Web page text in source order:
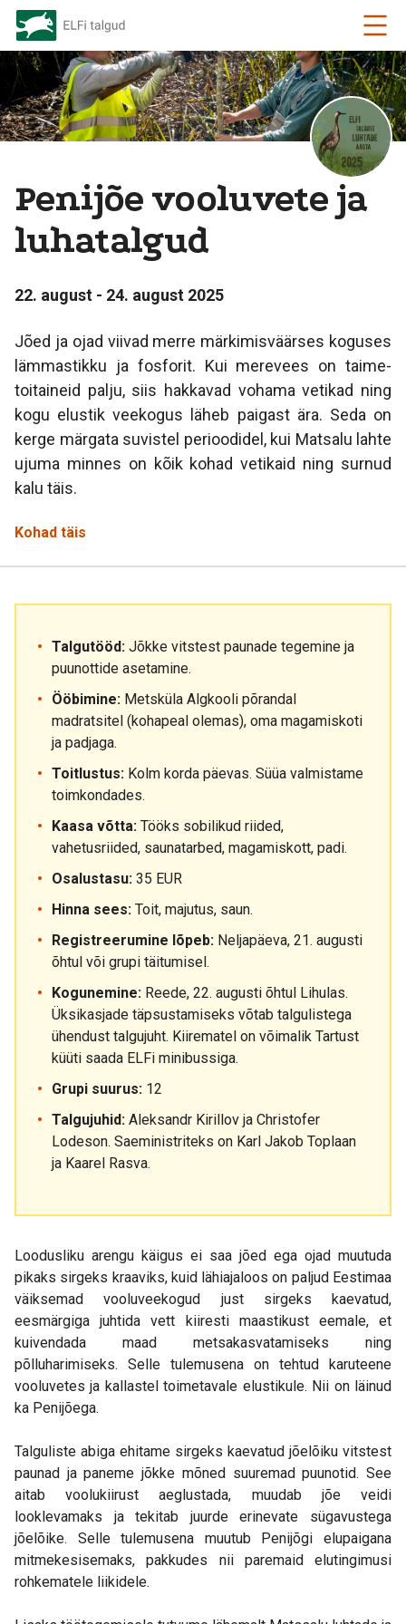
Penijõe vooluvete ja
luhatalgud
22. august - 24. august 2025
Jõed ja ojad viivad merre märkimisväärses koguses
lämmastikku ja fosforit. Kui merevees on taime-
toitaineid palju, siis hakkavad vohama vetikad ning
kogu elustik veekogus läheb paigast ära. Seda on
kerge märgata suvistel perioodidel, kui Matsalu lahte
ujuma minnes on kõik kohad vetikaid ning surnud
kalu täis.
Kohad täis
Talgutööd: Jõkke vitstest paunade tegemine ja
puunottide asetamine.
Ööbimine: Metsküla Algkooli põrandal
madratsitel (kohapeal olemas), oma magamiskoti
ja padjaga.
Toitlustus: Kolm korda päevas. Süüa valmistame
toimkondades.
Kaasa võtta: Tööks sobilikud riided,
vahetusriided, saunatarbed, magamiskott, padi.
Osalustasu: 35 EUR
Hinna sees: Toit, majutus, saun.
Registreerumine lõpeb: Neljapäeva, 21. augusti
õhtul või grupi täitumisel.
Kogunemine: Reede, 22. augusti õhtul Lihulas.
Üksikasjade täpsustamiseks võtab talgulistega
ühendust talgujuht. Kiirematel on võimalik Tartust
küüti saada ELFi minibussiga.
Grupi suurus: 12
Talgujuhid: Aleksandr Kirillov ja Christofer
Lodeson. Saeministriteks on Karl Jakob Toplaan
ja Kaarel Rasva.
Loodusliku arengu käigus ei saa jõed ega ojad muutuda
pikaks sirgeks kraaviks, kuid lähiajaloos on paljud Eestimaa
väiksemad vooluveekogud just sirgeks kaevatud,
eesmärgiga juhtida vett kiiresti maastikust eemale, et
kuivendada maad metsakasvatamiseks ning
põlluharimiseks. Selle tulemusena on tehtud karuteene
vooluvetes ja kallastel toimetavale elustikule. Nii on läinud
ka Penijõega.
Talguliste abiga ehitame sirgeks kaevatud jõelõiku vitstest
paunad ja paneme jõkke mõned suuremad puunotid. See
aitab voolukiirust aeglustada, muudab jõe veidi
looklevamaks ja tekitab juurde erinevate sügavustega
jõelõike. Selle tulemusena muutub Penijõgi elupaigana
mitmekesisemaks, pakkudes nii paremaid elutingimusi
rohkematele liikidele.